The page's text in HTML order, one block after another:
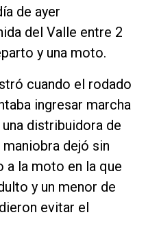
de ayer
del Valle entre 2
y una moto.
cuando el rodado
ingresar marcha
distribuidora de
dejó sin
a la moto en la que
y un menor de
evitar el